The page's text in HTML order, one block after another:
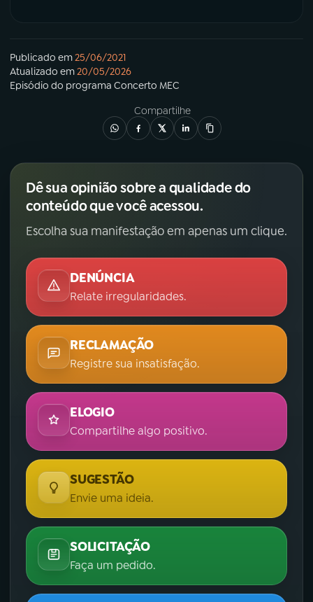
Publicado em25/06/2021
Atualizado em20/05/2026
Episódio do programa Concerto MEC
Compartilhe
Dê sua opinião sobre a qualidade do
conteúdo que você acessou.
Escolha sua manifestação em apenas um clique.
DENÚNCIA
Relate irregularidades.
RECLAMAÇÃO
Registre sua insatisfação.
ELOGIO
Compartilhe algo positivo.
SUGESTÃO
Envie uma ideia.
SOLICITAÇÃO
Faça um pedido.